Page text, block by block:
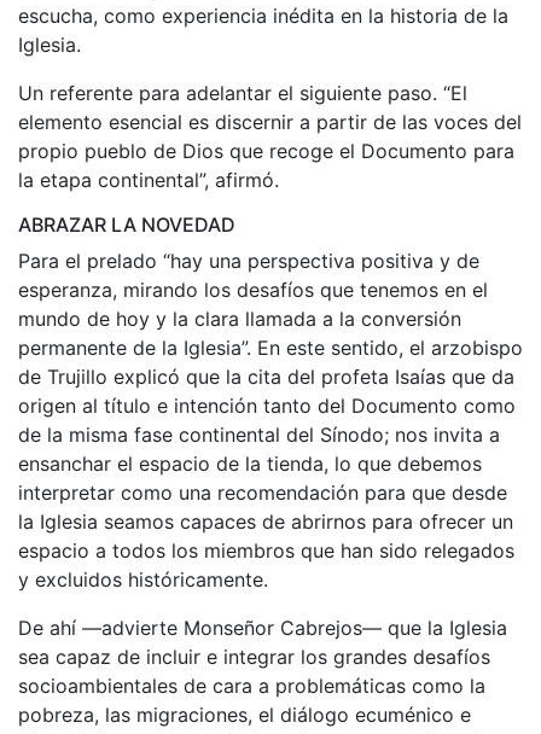
escucha, como experiencia inédita en la historia de la
Iglesia.
Un referente para adelantar el siguiente paso. “El
elemento esencial es discernir a partir de las voces del
propio pueblo de Dios que recoge el Documento para
la etapa continental”, afirmó.
ABRAZAR LA NOVEDAD
Para el prelado “hay una perspectiva positiva y de
esperanza, mirando los desafíos que tenemos en el
mundo de hoy y la clara llamada a la conversión
permanente de la Iglesia”. En este sentido, el arzobispo
de Trujillo explicó que la cita del profeta Isaías que da
origen al título e intención tanto del Documento como
de la misma fase continental del Sínodo; nos invita a
ensanchar el espacio de la tienda, lo que debemos
interpretar como una recomendación para que desde
la Iglesia seamos capaces de abrirnos para ofrecer un
espacio a todos los miembros que han sido relegados
y excluidos históricamente.
De ahí —advierte Monseñor Cabrejos— que la Iglesia
sea capaz de incluir e integrar los grandes desafíos
socioambientales de cara a problemáticas como la
pobreza, las migraciones, el diálogo ecuménico e